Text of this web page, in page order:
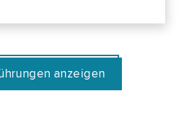
anzeigen